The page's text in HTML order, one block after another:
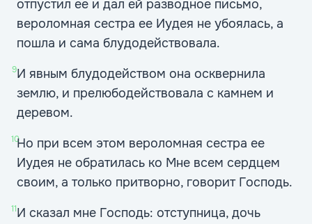
отпустил ее и дал ей разводное письмо,
вероломная сестра ее Иудея не убоялась, а
пошла и сама блудодействовала.
9И явным блудодейством она осквернила
землю, и прелюбодействовала с камнем и
деревом.
10Но при всем этом вероломная сестра ее
Иудея не обратилась ко Мне всем сердцем
своим, а только притворно, говорит Господь.
11И сказал мне Господь: отступница, дочь